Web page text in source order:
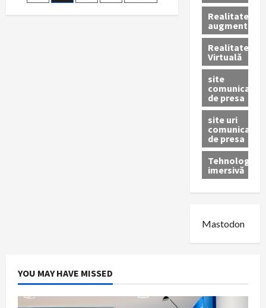
Realitatea
augmentată
Realitatea
Virtuală
site
comunicate
de presa
site uri
comunicate
de presa
Tehnologie
imersivă
Mastodon
YOU MAY HAVE MISSED